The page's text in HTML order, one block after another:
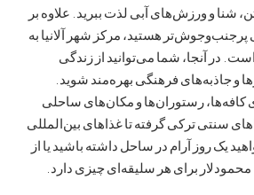
آبی لذت ببرید. علاوه بر
هستید، مرکز شهر آلانیا به
می‌توانید از زندگی
فرهنگی بهره‌مند شوید.
و مکان‌های ساحلی
گرفته تا غذاهای بین‌المللی
در ساحل داشته باشید یا از
هر سلیقه‌ای چیزی دارد.